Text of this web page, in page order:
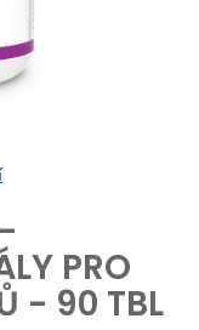
PRO
- 90 TBL